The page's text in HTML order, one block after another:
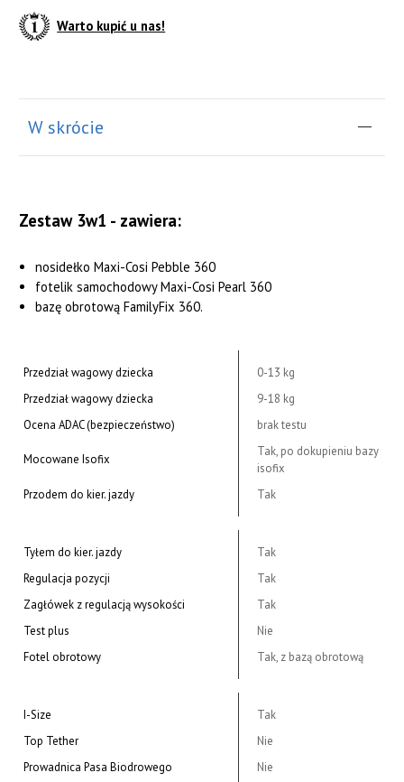
Warto kupić u nas!
W skrócie
Zestaw 3w1 - zawiera:
nosidełko Maxi-Cosi Pebble 360
fotelik samochodowy Maxi-Cosi Pearl 360
bazę obrotową FamilyFix 360.
Przedział wagowy dziecka
0-13 kg
Przedział wagowy dziecka
9-18 kg
Ocena ADAC (bezpieczeństwo)
brak testu
Mocowane Isofix
Tak, po dokupieniu bazy
isofix
Przodem do kier. jazdy
Tak
Tyłem do kier. jazdy
Tak
Regulacja pozycji
Tak
Zagłówek z regulacją wysokości
Tak
Test plus
Nie
Fotel obrotowy
Tak, z bazą obrotową
I-Size
Tak
Top Tether
Nie
Prowadnica Pasa Biodrowego
Nie